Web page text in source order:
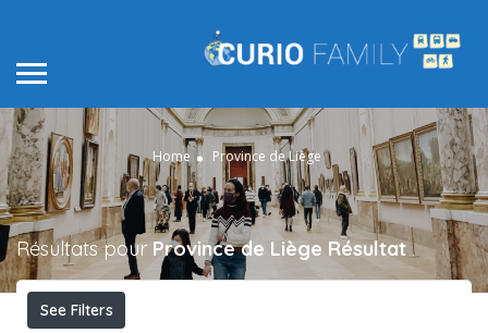
Home Province de Liège
Résultats pourProvince de Liège Résultat
See Filters